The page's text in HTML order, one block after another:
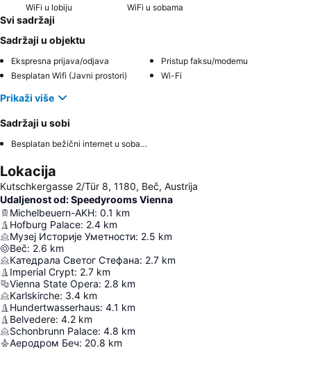
WiFi u lobiju WiFi u sobama
Svi sadržaji
Sadržaji u objektu
Ekspresna prijava/odjava
Pristup faksu/modemu
Besplatan Wifi (Javni prostori)
Wi-Fi
Prikaži više
Sadržaji u sobi
Besplatan bežični internet u sobama
Lokacija
Kutschkergasse 2/Tür 8, 1180, Beč, Austrija
Udaljenost od: Speedyrooms Vienna
Michelbeuern-AKH: 0.1 km
Hofburg Palace: 2.4 km
Музеј Историје Уметности: 2.5 km
Beč: 2.6 km
Катедрала Светог Стефана: 2.7 km
Imperial Crypt: 2.7 km
Vienna State Opera: 2.8 km
Karlskirche: 3.4 km
Hundertwasserhaus: 4.1 km
Belvedere: 4.2 km
Schonbrunn Palace: 4.8 km
Аеродром Беч: 20.8 km